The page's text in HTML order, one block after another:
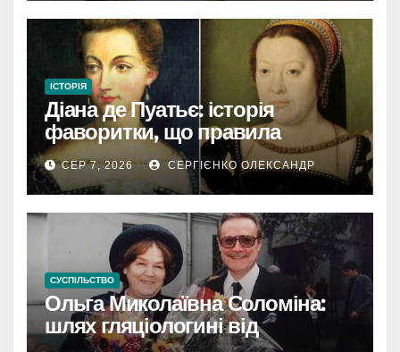
ІСТОРІЯ
Діана де Пуатьє: історія
фаворитки, що правила
Францією
СЕР 7, 2026 СЕРГІЄНКО ОЛЕКСАНДР
СУСПІЛЬСТВО
Ольга Миколаївна Соломіна:
шлях гляціологині від